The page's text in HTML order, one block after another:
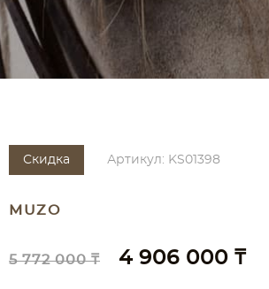
Скидка Артикул: KS01398
MUZO
5 772 000 ₸ 4 906 000 ₸